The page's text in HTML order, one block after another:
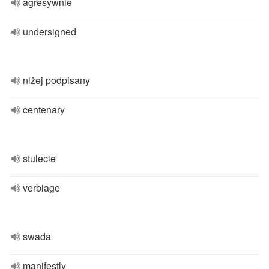
undersigned
niżej podpisany
centenary
stulecie
verbiage
swada
manifestly